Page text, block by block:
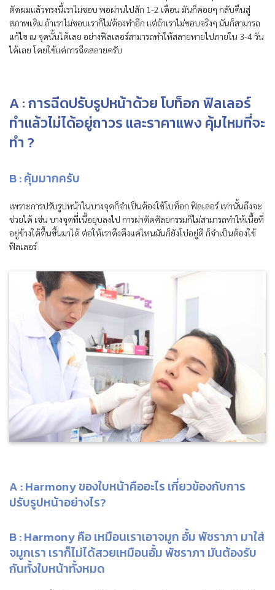
ตัดผมแล้วทรงนี้เราไม่ชอบ พอผ่านไปสัก 1-2 เดือน มันก็ค่อยๆ กลับคืนสู่
สภาพเดิม ถ้าเราไม่ชอบเราก็ไม่ต้องทำอีก แต่ถ้าเราไม่ชอบจริงๆ มันก็สามารถ
แก้ไข ณ จุดนั้นได้เลย อย่างฟิลเลอร์สามารถทำให้สลายหายไปภายใน 3-4 วัน
ได้เลย โดยใช้แค่การฉีดสลายครับ
A : การฉีดปรับรูปหน้าด้วย โบท็อก ฟิลเลอร์
ทำแล้วไม่ได้อยู่ถาวร และราคาแพง คุ้มไหมที่จะ
ทำ ?
B :คุ้มมากครับ
เพราะการปรับรูปหน้าในบางจุดก็จำเป็นต้องใช้โบท็อก ฟิลเลอร์ เท่านั้นถึงจะ
ช่วยได้ เช่น บางจุดที่เนื้อยุบลงไป การผ่าตัดศัลยกรรมก็ไม่สามารถทำให้เนื้อที่
อยู่ข้างใต้ตื้นขึ้นมาได้ ต่อให้เราดึงตึงแค่ไหนมันก็ยังโบ๋อยู่ดี ก็จำเป็นต้องใช้
ฟิลเลอร์
A : Harmony ของใบหน้าคืออะไร เกี่ยวข้องกับการ
ปรับรูปหน้าอย่างไร?
B :Harmony คือ เหมือนเราเอาจมูก อั้ม พัชราภา มาใส่
จมูกเรา เราก็ไม่ได้สวยเหมือนอั้ม พัชราภา มันต้องรับ
กันทั้งใบหน้าทั้งหมด